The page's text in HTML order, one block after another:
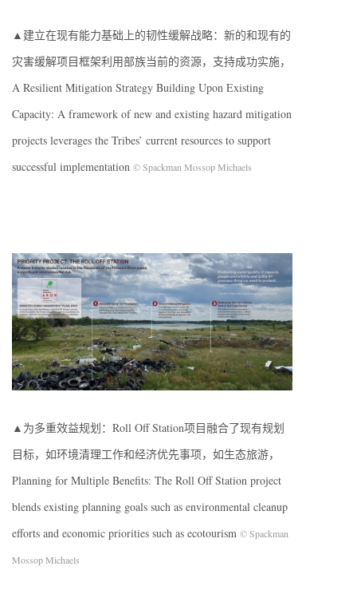
▲建立在现有能力基础上的韧性缓解战略：新的和现有的
灾害缓解项目框架利用部族当前的资源，支持成功实施，
A Resilient Mitigation Strategy Building Upon Existing
Capacity: A framework of new and existing hazard mitigation
projects leverages the Tribes’ current resources to support
successful implementation © Spackman Mossop Michaels
▲为多重效益规划：Roll Off Station项目融合了现有规划
目标，如环境清理工作和经济优先事项，如生态旅游，
Planning for Multiple Benefits: The Roll Off Station project
blends existing planning goals such as environmental cleanup
efforts and economic priorities such as ecotourism © Spackman
Mossop Michaels